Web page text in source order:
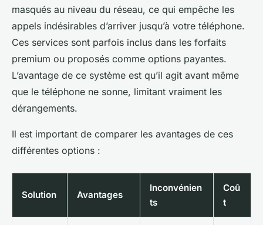
masqués au niveau du réseau, ce qui empêche les
appels indésirables d’arriver jusqu’à votre téléphone.
Ces services sont parfois inclus dans les forfaits
premium ou proposés comme options payantes.
L’avantage de ce système est qu’il agit avant même
que le téléphone ne sonne, limitant vraiment les
dérangements.
Il est important de comparer les avantages de ces
différentes options :
Solution Avantages
Inconvénien
ts
Coû
t